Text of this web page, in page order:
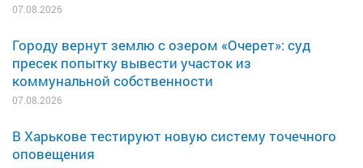
07.08.2026
Городу вернут землю с озером «Очерет»: суд
пресек попытку вывести участок из
коммунальной собственности
07.08.2026
В Харькове тестируют новую систему точечного
оповещения